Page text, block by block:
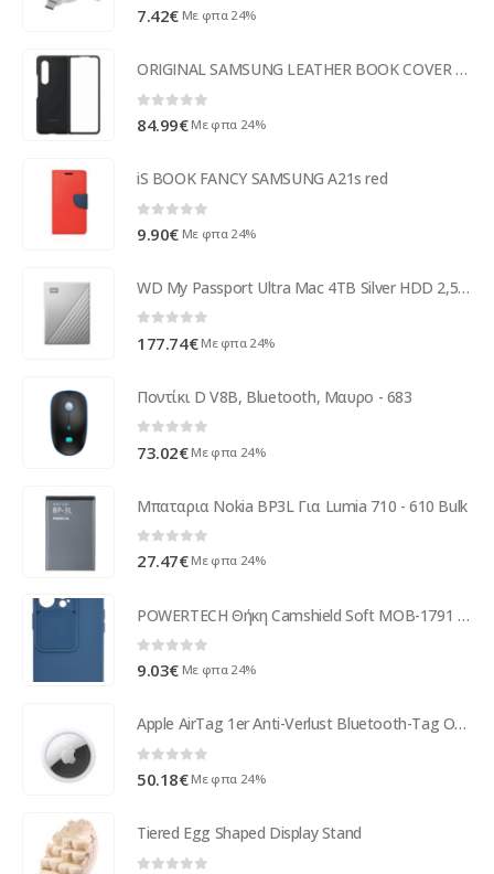
0out of 5
7.42€ Με φπα 24%
ORIGINAL SAMSUNG LEATHER BOOK COVER SAMSUNG Z FOLD 3 5G black
0 out of 5
84.99€ Με φπα 24%
iS BOOK FANCY SAMSUNG A21s red
9.90€ Με φπα 24%
WD My Passport Ultra Mac 4TB Silver HDD 2,5 WDBPMV0040BSL-WESN
177.74€ Με φπα 24%
Ποντίκι D V8B, Bluetooth, Μαυρο - 683
73.02€ Με φπα 24%
Μπαταρια Nokia BP3L Για Lumia 710 - 610 Bulk
0 out of 5
27.47€ Με φπα 24%
POWERTECH Θήκη Camshield Soft MOB-1791 για iPhone 13 Pro, μπλε
0 out of 5
9.03€ Με φπα 24%
Apple AirTag 1er Anti-Verlust Bluetooth-Tag Ortungsgerät MX532ZM/A
0 out of 5
50.18€ Με φπα 24%
Tiered Egg Shaped Display Stand